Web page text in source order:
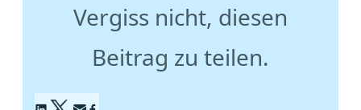
Vergiss nicht, diesen
Beitrag zu teilen.